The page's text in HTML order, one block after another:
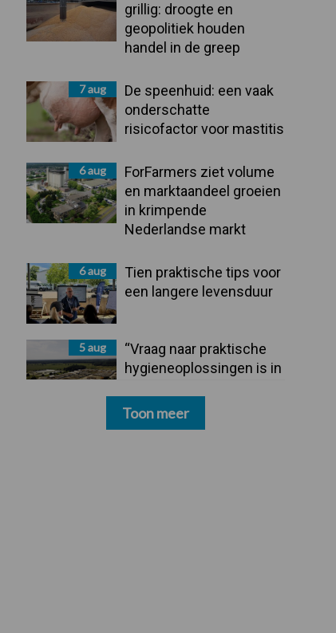
grillig: droogte en
geopolitiek houden
handel in de greep
7 aug
De speenhuid: een vaak
onderschatte
risicofactor voor mastitis
6 aug
ForFarmers ziet volume
en marktaandeel groeien
in krimpende
Nederlandse markt
6 aug
Tien praktische tips voor
een langere levensduur
5 aug
“Vraag naar praktische
hygieneoplossingen is in
Toon meer